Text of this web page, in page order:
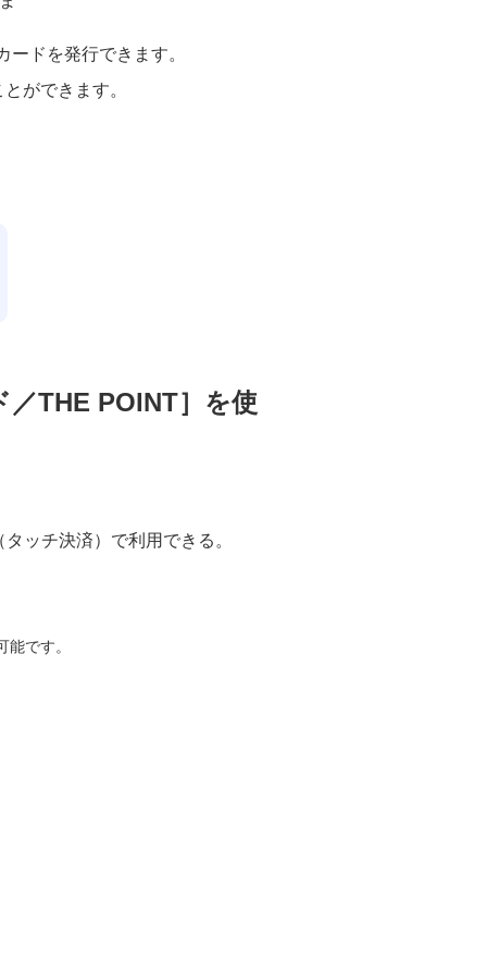
ドを発行できます。
ができます。
THE POINT］を使
ッチ決済）で利用できる。
です。